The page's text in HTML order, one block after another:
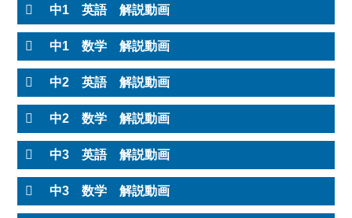
中1 英語 解説動画
中1 数学 解説動画
中2 英語 解説動画
中2 数学 解説動画
中3 英語 解説動画
中3 数学 解説動画